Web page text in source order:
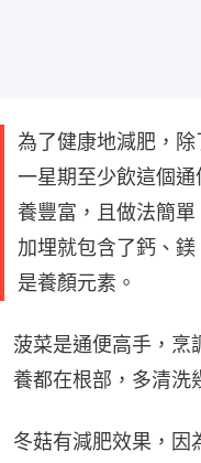
為了健康地減肥，
一星期至少飲這個
養豐富，且做法簡
加埋就包含了鈣、
是養顏元素。
菠菜是通便高手，烹
養都在根部，多清洗
冬菇有減肥效果，因